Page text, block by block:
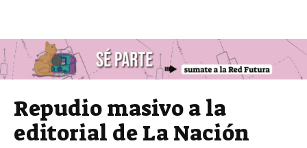
Repudio masivo a la
editorial de La Nación